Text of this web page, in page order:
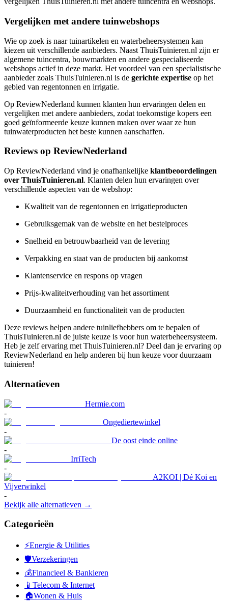
Vergelijken met andere tuinwebshops
Wie op zoek is naar tuinartikelen en waterbeheersystemen kan
kiezen uit verschillende aanbieders. Naast ThuisTuinieren.nl zijn er
algemene tuincentra, bouwmarkten en andere gespecialiseerde
webshops actief in deze markt. Het voordeel van een specialistische
aanbieder zoals ThuisTuinieren.nl is de gerichte expertise op het
gebied van regentonnen en irrigatie.
Op ReviewNederland kunnen klanten hun ervaringen delen en
vergelijken met andere aanbieders, zodat toekomstige kopers een
goed geïnformeerde keuze kunnen maken over waar ze hun
tuinwaterproducten het beste kunnen aanschaffen.
Reviews op ReviewNederland
Op ReviewNederland vind je onafhankelijke klantbeoordelingen
over ThuisTuinieren.nl. Klanten delen hun ervaringen over
verschillende aspecten van de webshop:
Kwaliteit van de regentonnen en irrigatieproducten
Gebruiksgemak van de website en het bestelproces
Snelheid en betrouwbaarheid van de levering
Verpakking en staat van de producten bij aankomst
Klantenservice en respons op vragen
Prijs-kwaliteitverhouding van het assortiment
Duurzaamheid en functionaliteit van de producten
Deze reviews helpen andere tuinliefhebbers om te bepalen of
ThuisTuinieren.nl de juiste keuze is voor hun waterbeheersysteem.
Heb je zelf ervaring met ThuisTuinieren.nl? Deel dan je ervaring op
ReviewNederland en help anderen bij hun keuze voor duurzaam
tuinieren!
Alternatieven
Hermie.com
-
Ongediertewinkel
-
De oost einde online
-
IrriTech
-
A2KOI | Dé Koi en
Vijverwinkel
-
Bekijk alle alternatieven →
Categorieën
⚡Energie & Utilities
🛡️Verzekeringen
💰Financieel & Bankieren
📱 Telecom & Internet
🏠Wonen & Huis